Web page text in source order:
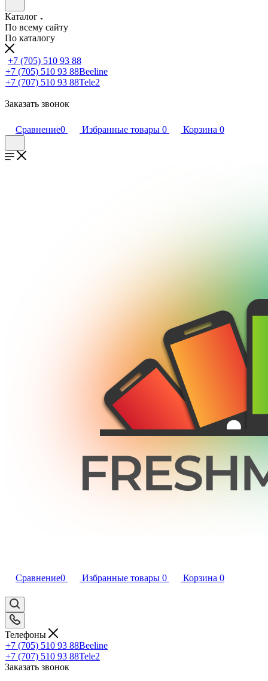
Каталог
По всему сайту
По каталогу
+7 (705) 510 93 88
+7 (705) 510 93 88Beeline
+7 (707) 510 93 88Tele2
Заказать звонок
Сравнение0 Избранные товары 0 Корзина 0
Сравнение0 Избранные товары 0 Корзина 0
Телефоны
+7 (705) 510 93 88Beeline
+7 (707) 510 93 88Tele2
Заказать звонок